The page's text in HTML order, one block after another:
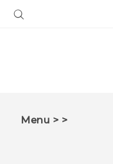
< < Menu